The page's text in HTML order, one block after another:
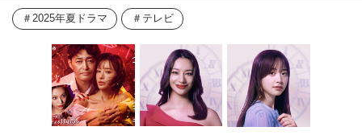
2025年夏ドラマ テレビ